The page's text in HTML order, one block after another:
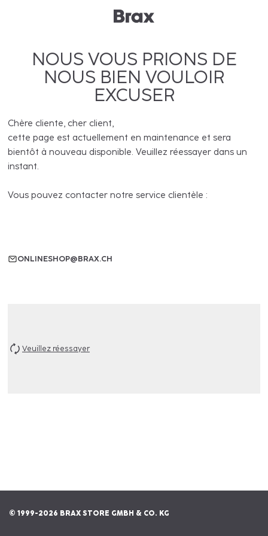
NOUS VOUS PRIONS DE
NOUS BIEN VOULOIR
EXCUSER
Chère cliente, cher client,
cette page est actuellement en maintenance et sera
bientôt à nouveau disponible. Veuillez réessayer dans un
instant.
Vous pouvez contacter notre service clientèle :
ONLINESHOP@BRAX.CH
Veuillez réessayer
© 1999-2026 BRAX STORE GMBH & CO. KG